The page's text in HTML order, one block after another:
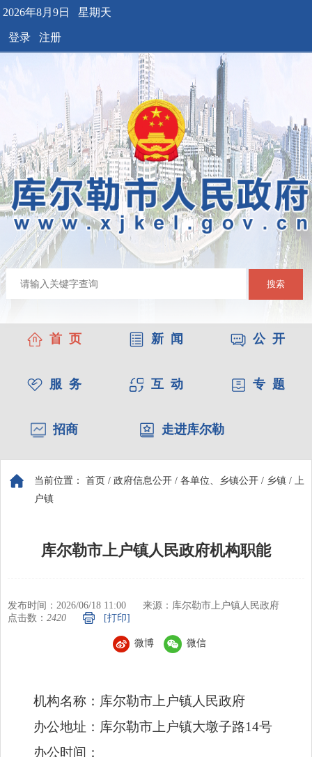
2026年8月9日 星期天
登录 注册
搜索
首 页 新 闻 公 开
服 务 互 动 专 题
招商 走进库尔勒
当前位置： 首页 / 政府信息公开 / 各单位、乡镇公开 / 乡镇 /
上
户镇
库尔勒市上户镇人民政府机构职能
发布时间：2026/06/18 11:00
来源：库尔勒市上户镇人民政府
点击数： 2420 [打印]
微博 微信
机构名称：库尔勒市上户镇人民政府
办公地址：库尔勒市上户镇大墩子路14号
办公时间：